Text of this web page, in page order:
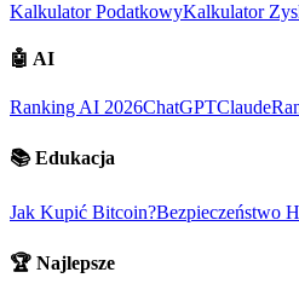
Kalkulator PodatkowyKalkulator
🤖 AI
Ranking AI 2026ChatGPTClaude
📚 Edukacja
Jak Kupić Bitcoin?Bezpieczeństwo
🏆 Najlepsze